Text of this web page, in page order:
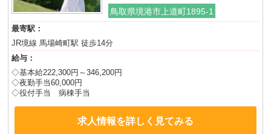
鳥取県境港市上道町1895-1
最寄駅：
JR境線 馬場崎町駅 徒歩14分
給与：
◇基本給222,300円～346,200円
◇夜勤手当60,000円
◇役付手当 病棟手当
求人情報を詳しく見てみる